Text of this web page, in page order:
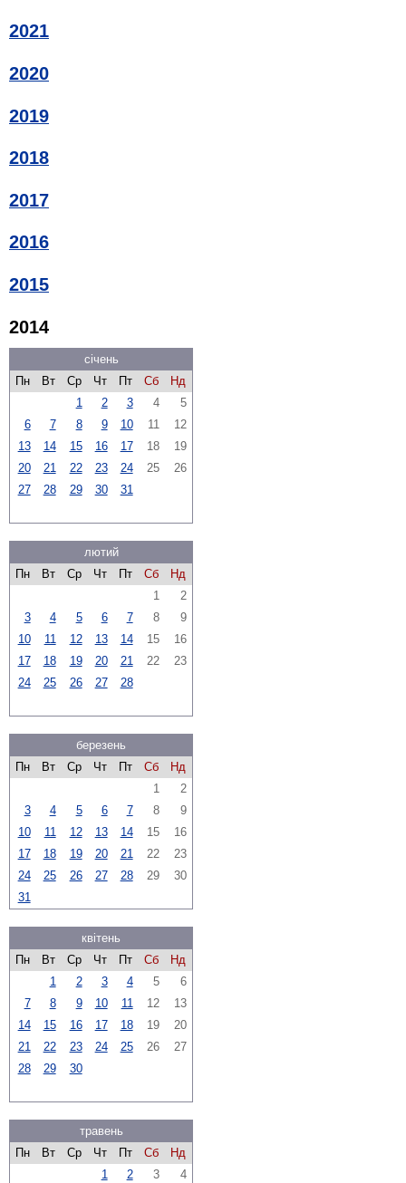
2021
2020
2019
2018
2017
2016
2015
2014
січень
Пн
Вт Ср Чт Пт Сб
Нд
1
2 3 4
5
6
7 8 9 10 11
12
13
14 15 16 17 18
19
20
21 22 23 24 25
26
27
28 29 30 31
лютий
Пн
Вт Ср Чт Пт Сб
Нд
1
2
3
4 5 6 7 8
9
10
11 12 13 14 15
16
17
18 19 20 21 22
23
24
25 26 27 28
березень
Пн
Вт Ср Чт Пт Сб
Нд
1
2
3
4 5 6 7 8
9
10
11 12 13 14 15
16
17
18 19 20 21 22
23
24
25 26 27 28 29
30
31
квітень
Пн
Вт Ср Чт Пт Сб
Нд
1
2 3 4 5
6
7
8 9 10 11 12
13
14
15 16 17 18 19
20
21
22 23 24 25 26
27
28
29 30
травень
Пн
Вт Ср Чт Пт Сб
Нд
1
2 3
4